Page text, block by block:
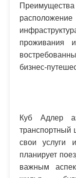
расположение
проживания
бизнес-
Куб Адлер
транспортный
свои услуги
планирует
важным